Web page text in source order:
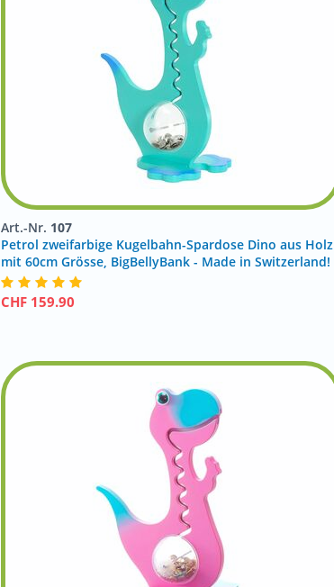
Art.-Nr. 107
Petrol zweifarbige Kugelbahn-Spardose Dino aus Holz
mit 60cm Grösse, BigBellyBank - Made in Switzerland!
CHF 159.90